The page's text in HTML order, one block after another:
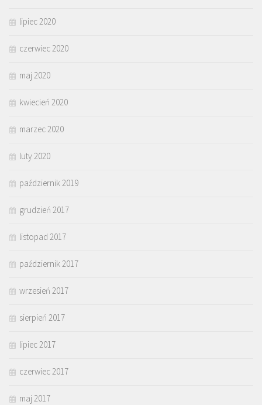
lipiec 2020
czerwiec 2020
maj 2020
kwiecień 2020
marzec 2020
luty 2020
październik 2019
grudzień 2017
listopad 2017
październik 2017
wrzesień 2017
sierpień 2017
lipiec 2017
czerwiec 2017
maj 2017